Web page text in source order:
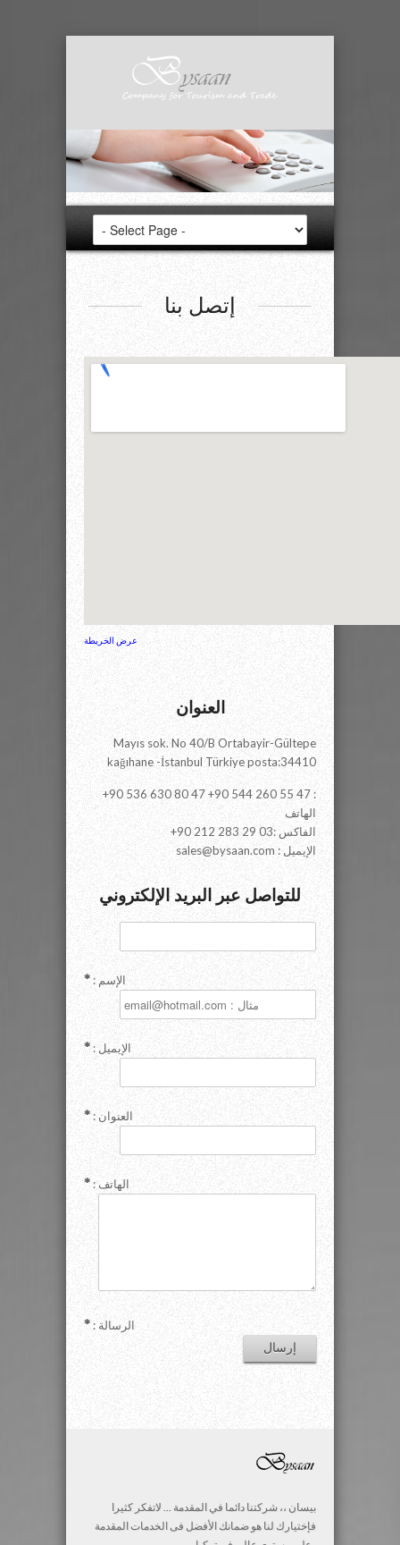
إتصل بنا
عرض الخريطة
العنوان
Mayıs sok. No 40/B Ortabayir-Gültepe
kağıhane -İstanbul Türkiye posta:34410
+90 536 630 80 47 +90 544 260 55 47 :
الهاتف
+90 212 283 29 03: الفاكس
sales@bysaan.com : الإيميل
للتواصل عبر البريد الإلكتروني
: الإسم
: الإيميل
: العنوان
: الهاتف
: الرسالة
بيسان ،، شركتنا دائما في المقدمة ... لاتفكر كثيرا
فإختيارك لنا هو ضمانك الأفضل فى الخدمات المقدمة